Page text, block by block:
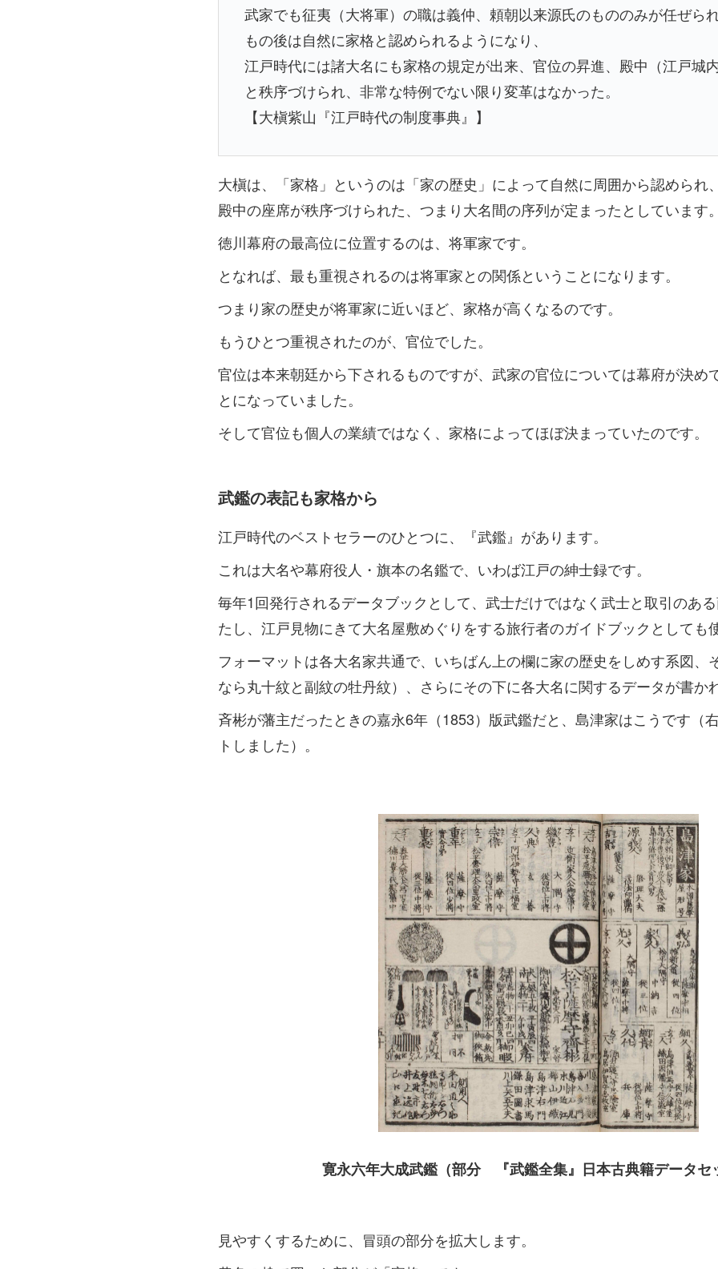
武家でも征夷（大将軍）の職は義仲、頼朝以来源氏のもののみが任ぜら
もの後は自然に家格と認められるようになり、
江戸時代には諸大名にも家格の規定が出来、官位の昇進、殿中（江戸城
と秩序づけられ、非常な特例でない限り変革はなかった。
【大槇紫山『江戸時代の制度事典』】
大槇は、「家格」というのは「家の歴史」によって自然に周囲から認められ
殿中の座席が秩序づけられた、つまり大名間の序列が定まったとしています
徳川幕府の最高位に位置するのは、将軍家です。
となれば、最も重視されるのは将軍家との関係ということになります。
つまり家の歴史が将軍家に近いほど、家格が高くなるのです。
もうひとつ重視されたのが、官位でした。
官位は本来朝廷から下されるものですが、武家の官位については幕府が決め
とになっていました。
そして官位も個人の業績ではなく、家格によってほぼ決まっていたのです。
武鑑の表記も家格から
江戸時代のベストセラーのひとつに、『武鑑』があります。
これは大名や幕府役人・旗本の名鑑で、いわば江戸の紳士録です。
毎年1回発行されるデータブックとして、武士だけではなく武士と取引のあ
たし、江戸見物にきて大名屋敷めぐりをする旅行者のガイドブックとしても
フォーマットは各大名家共通で、いちばん上の欄に家の歴史をしめす系図、
なら丸十紋と副紋の牡丹紋）、さらにその下に各大名に関するデータが書か
斉彬が藩主だったときの嘉永6年（1853）版武鑑だと、島津家はこうです（
トしました）。
寛永六年大成武鑑（部分 『武鑑全集』日本古典籍データセ
見やすくするために、冒頭の部分を拡大します。